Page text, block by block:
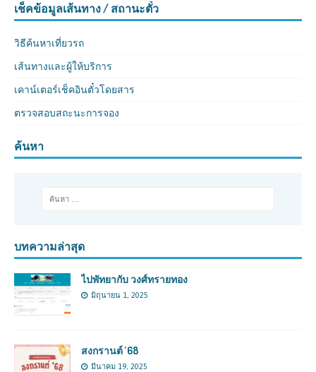
เช็คข้อมูลเส้นทาง / สถานะตั๋ว
วิธีค้นหาเที่ยวรถ
เส้นทางและผู้ให้บริการ
เคาน์เตอร์เช็คอินตั๋วโดยสาร
ตรวจสอบสถะนะการจอง
ค้นหา
บทความล่าสุด
ไปพัทยากับ วงศ์ทรายทอง
มิถุนายน 1, 2025
สงกรานต์ ’68
มีนาคม 19, 2025